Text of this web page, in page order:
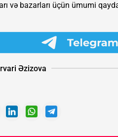
və bazarları üçün ümumi
Əzizova